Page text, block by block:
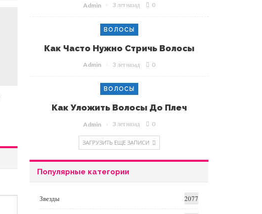
Admin 3 лет назад 0
ВОЛОСЫ
Как Часто Нужно Стричь Волосы
Admin 3 лет назад 0
ВОЛОСЫ
Как Уложить Волосы До Плеч
Admin 3 лет назад 0
ЗАГРУЗИТЬ ЕЩЕ ЗАПИСИ
Популярные категории
Звезды 2077